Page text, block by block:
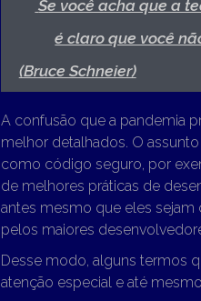
​​Se você acha que a
é claro que você
(Bruce Schneier)
A confusão que a pandemia
melhor detalhados. O
como código seguro, por
de melhores práticas de
antes mesmo que eles
pelos maiores
Desse modo, alguns termos
atenção especial e até